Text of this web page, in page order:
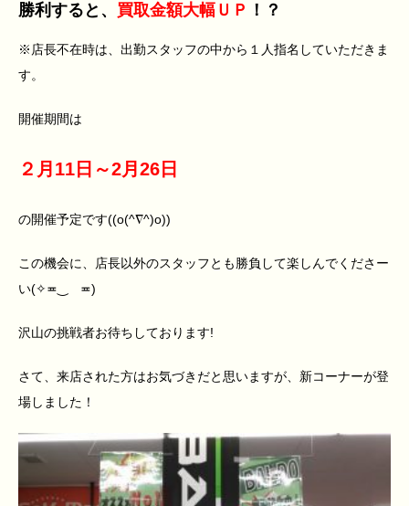
勝利すると、 買取金額大幅ＵＰ ！？
※店長不在時は、出勤スタッフの中から１人指名していただきま
す。
開催期間は
２月11日～2月26日
の開催予定です((o(^∇^)o))
この機会に、店長以外のスタッフとも勝負して楽しんでくださー
い(✧≖‿ゝ≖)
沢山の挑戦者お待ちしております!
さて、来店された方はお気づきだと思いますが、新コーナーが登
場しました！